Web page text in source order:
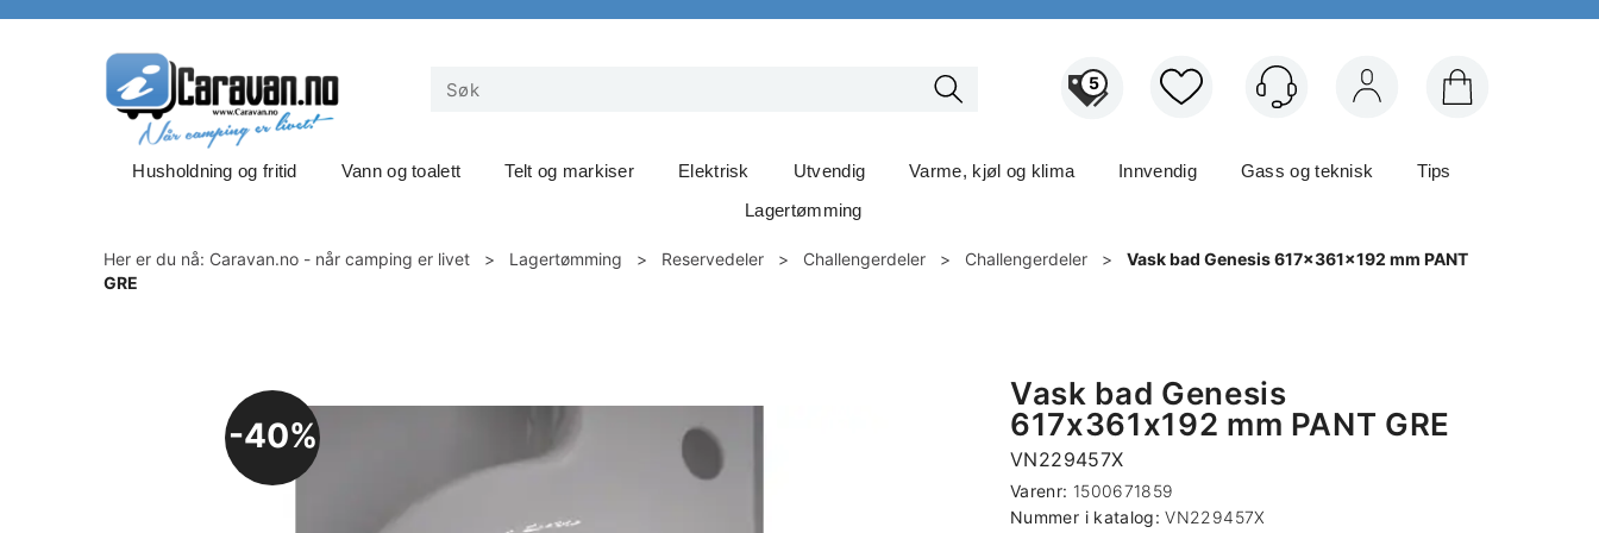
5
Husholdning og fritid Vann og toalett Telt og markiser Elektrisk Utvendig Varme, kjøl og klima Innvendig Gass og teknisk
Tips
Lagertømming
Her er du nå: Caravan.no - når camping er livet > Lagertømming > Reservedeler > Challengerdeler > Challengerdeler >
Vask bad Genesis 617x361x192 mm PANT
GRE
40%
Vask bad Genesis
617x361x192 mm PANT GRE
VN229457X
Varenr: 1500671859
Nummer i katalog:VN229457X